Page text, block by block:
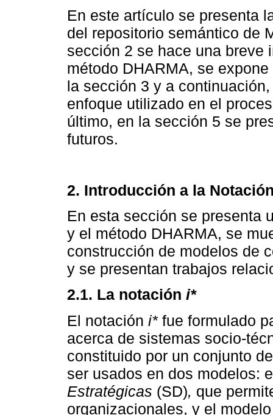
En este artículo se presenta
del repositorio semántico de
sección 2 se hace una
método DHARMA, se
la sección 3 y a
enfoque utilizado en el
último, en la sección 5 se
futuros.
2. Introducción a la
En esta sección se presenta
y el método DHARMA, se
construcción de modelos de
y se presentan trabajos
2.1. La notación i*
El notación i* fue formulado
acerca de sistemas socio-
constituido por un conjunto
ser usados en dos modelos:
Estratégicas (SD), que
organizacionales, y el